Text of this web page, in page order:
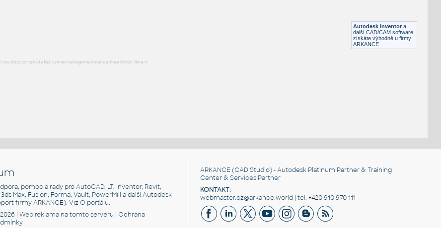
Plastové součásti
Autodesk Inventor a
další CAD/CAM software
získáte výhodně u firmy
ARKANCE
součást prvek stafáž výkres kategorie kolekce free block library
pomoc a rady pro AutoCAD, LT, Inventor, Revit,
3ds Max, Fusion, Forma, Vault, PowerMill a další Autodesk
firmy ARKANCE). VizO portálu.
|Web reklama na tomto serveru |Ochrana
ARKANCE (CAD Studio) - Autodesk Platinum Partner & Training
Center & Services Partner
KONTAKT:
webmaster.cz@arkance.world | tel. +420 910 970 111